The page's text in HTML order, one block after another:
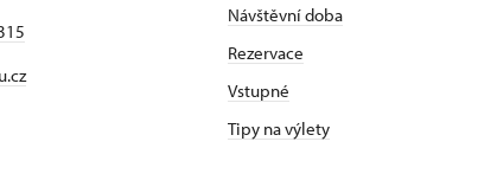
Návštěvní doba
Rezervace
Vstupné
Tipy na výlety